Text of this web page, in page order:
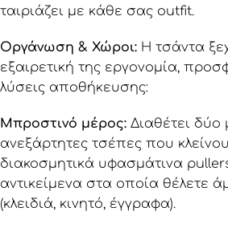
ταιριάζει με κάθε σας outfit.
Οργάνωση & Χώροι: Η τσάντα
εξαιρετική της εργονομία,
λύσεις αποθήκευσης:
Μπροστινό μέρος: Διαθέτει δύο
ανεξάρτητες τσέπες που
διακοσμητικά υφασμάτινα
αντικείμενα στα οποία θέλετε
(κλειδιά, κινητό, έγγραφα).